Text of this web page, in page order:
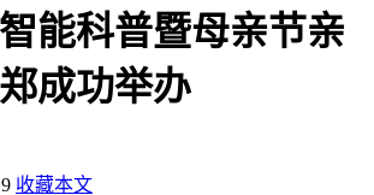
能科普暨母亲节亲
成功举办
收藏本文